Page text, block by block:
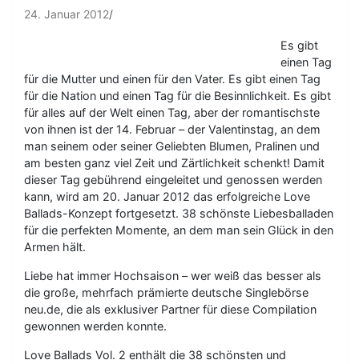
24. Januar 2012
Es gibt
einen Tag
für die Mutter und einen für den Vater. Es gibt einen Tag
für die Nation und einen Tag für die Besinnlichkeit. Es gibt
für alles auf der Welt einen Tag, aber der romantischste
von ihnen ist der 14. Februar – der Valentinstag, an dem
man seinem oder seiner Geliebten Blumen, Pralinen und
am besten ganz viel Zeit und Zärtlichkeit schenkt! Damit
dieser Tag gebührend eingeleitet und genossen werden
kann, wird am 20. Januar 2012 das erfolgreiche Love
Ballads-Konzept fortgesetzt. 38 schönste Liebesballaden
für die perfekten Momente, an dem man sein Glück in den
Armen hält.
Liebe hat immer Hochsaison – wer weiß das besser als
die große, mehrfach prämierte deutsche Singlebörse
neu.de, die als exklusiver Partner für diese Compilation
gewonnen werden konnte.
Love Ballads Vol. 2 enthält die 38 schönsten und